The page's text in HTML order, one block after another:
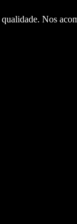
Nos